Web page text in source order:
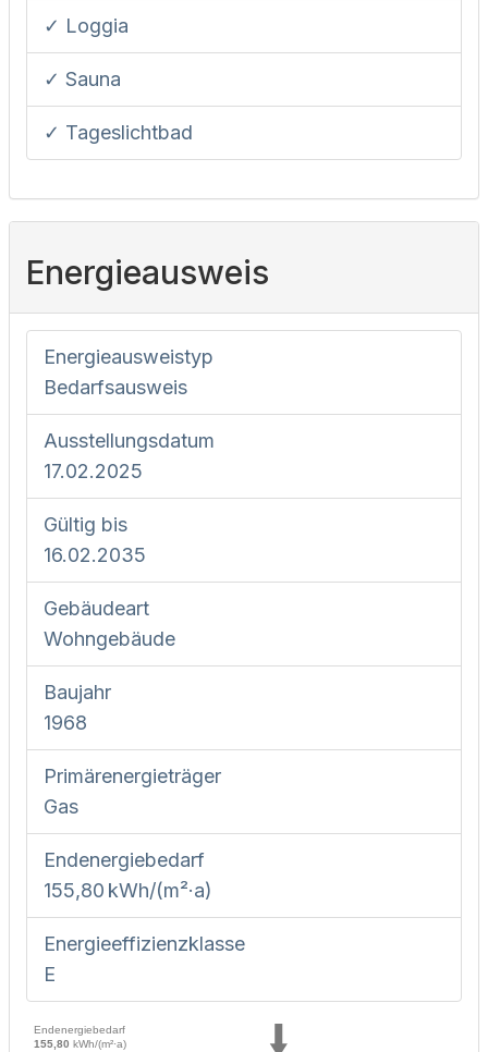
✓ Loggia
✓ Sauna
✓ Tageslichtbad
Energieausweis
Energieausweistyp
Bedarfs­ausweis
Ausstellungsdatum
17.02.2025
Gültig bis
16.02.2035
Gebäudeart
Wohngebäude
Baujahr
1968
Primärenergieträger
Gas
Endenergie­bedarf
155,80 kWh/(m²·a)
Energie­effizienz­klasse
E
Endenergiebedarf
155,80 kWh/(m²·a)